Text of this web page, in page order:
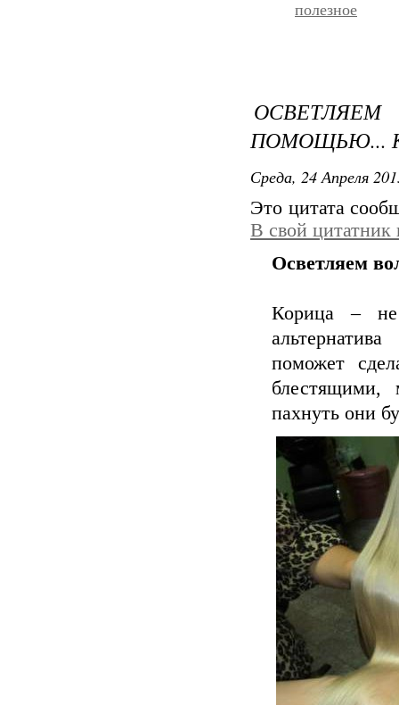
полезное
ПОМОЩЬЮ...
Среда, 24 Апреля
Это цитата
В свой цитатник
Осветляем
Корица – не
поможет
пахнуть они